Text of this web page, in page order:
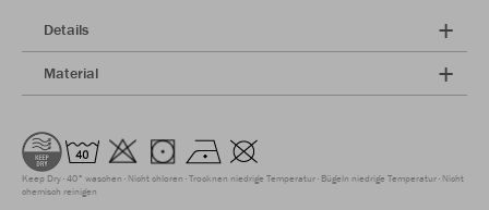
Details
Material
Keep Dry 40° waschen Nicht chloren Trocknen niedrige Temperatur Bügeln niedrige Temperatur Nicht
chemisch reinigen